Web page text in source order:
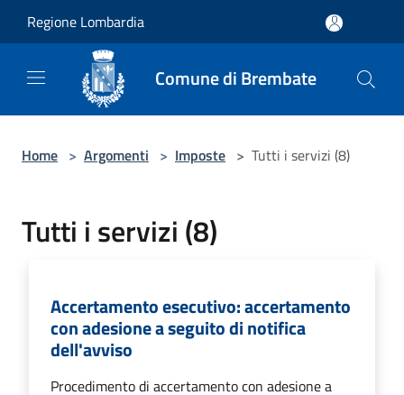
Regione Lombardia
Comune di Brembate
Home > Argomenti > Imposte > Tutti i servizi (8)
Tutti i servizi (8)
Accertamento esecutivo: accertamento
con adesione a seguito di notifica
dell'avviso
Procedimento di accertamento con adesione a